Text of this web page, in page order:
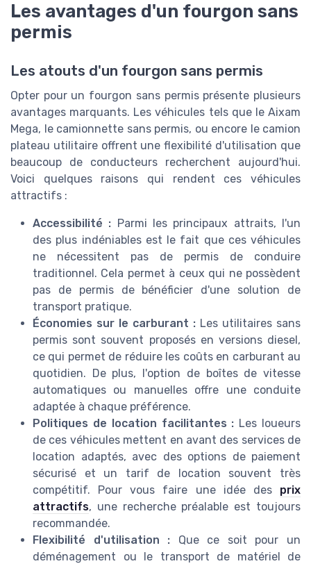
Les avantages d'un fourgon sans
permis
Les atouts d'un fourgon sans permis
Opter pour un fourgon sans permis présente plusieurs
avantages marquants. Les véhicules tels que le Aixam
Mega, le camionnette sans permis, ou encore le camion
plateau utilitaire offrent une flexibilité d'utilisation que
beaucoup de conducteurs recherchent aujourd'hui.
Voici quelques raisons qui rendent ces véhicules
attractifs :
Accessibilité : Parmi les principaux attraits, l'un
des plus indéniables est le fait que ces véhicules
ne nécessitent pas de permis de conduire
traditionnel. Cela permet à ceux qui ne possèdent
pas de permis de bénéficier d'une solution de
transport pratique.
Économies sur le carburant : Les utilitaires sans
permis sont souvent proposés en versions diesel,
ce qui permet de réduire les coûts en carburant au
quotidien. De plus, l'option de boîtes de vitesse
automatiques ou manuelles offre une conduite
adaptée à chaque préférence.
Politiques de location facilitantes : Les loueurs
de ces véhicules mettent en avant des services de
location adaptés, avec des options de paiement
sécurisé et un tarif de location souvent très
compétitif. Pour vous faire une idée des prix
attractifs, une recherche préalable est toujours
recommandée.
Flexibilité d'utilisation : Que ce soit pour un
déménagement ou le transport de matériel de